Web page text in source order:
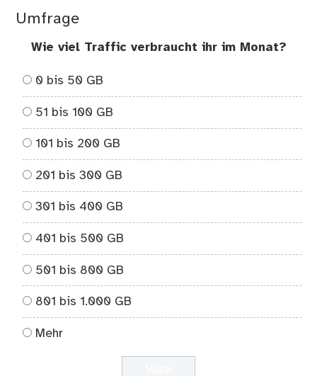
Umfrage
Wie viel Traffic verbraucht ihr im Monat?
0 bis 50 GB
51 bis 100 GB
101 bis 200 GB
201 bis 300 GB
301 bis 400 GB
401 bis 500 GB
501 bis 800 GB
801 bis 1.000 GB
Mehr